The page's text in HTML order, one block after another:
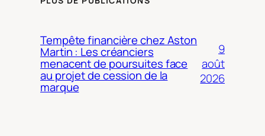
Tempête financière chez Aston
Martin : Les créanciers
menacent de poursuites face
au projet de cession de la
marque
9
août
2026